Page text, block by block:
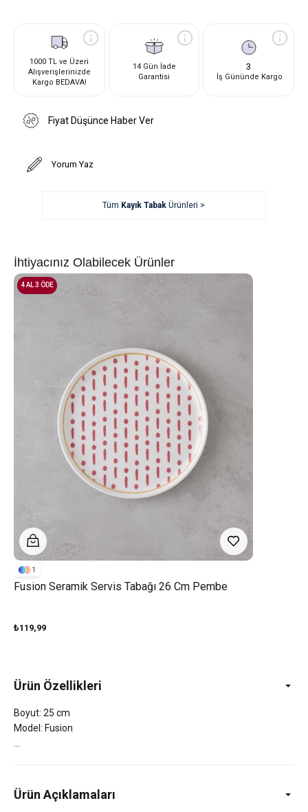
1000 TL ve Üzeri
Alışverişlerinizde
Kargo BEDAVA!
14 Gün İade
Garantisi
3
İş Gününde Kargo
Fiyat Düşünce Haber Ver
Yorum Yaz
Tüm Kayık Tabak Ürünleri >
İhtiyacınız Olabilecek Ürünler
Fusion Seramik Servis Tabağı 26 Cm Pembe
₺119,99
1
4 AL 3 ÖDE
Ürün Özellikleri
Boyut: 25 cm
Model: Fusion
Ürün Açıklamaları